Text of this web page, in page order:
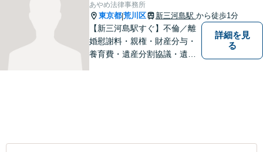
あやめ法律事務所
東京都|荒川区 新三河島駅 から徒歩1分
【新三河島駅すぐ】不倫／離
婚慰謝料・親権・財産分与・
養育費・遺産分割協議・遺言
詳細を見
る